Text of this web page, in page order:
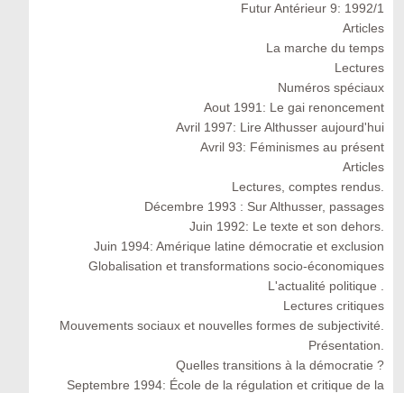
Futur Antérieur 9: 1992/1
Articles
La marche du temps
Lectures
Numéros spéciaux
Aout 1991: Le gai renoncement
Avril 1997: Lire Althusser aujourd'hui
Avril 93: Féminismes au présent
Articles
Lectures, comptes rendus.
Décembre 1993 : Sur Althusser, passages
Juin 1992: Le texte et son dehors.
Juin 1994: Amérique latine démocratie et exclusion
Globalisation et transformations socio-économiques
L'actualité politique .
Lectures critiques
Mouvements sociaux et nouvelles formes de subjectivité.
Présentation.
Quelles transitions à la démocratie ?
Septembre 1994: École de la régulation et critique de la